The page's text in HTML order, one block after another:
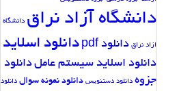
دانشگاه آزاد نراق دانشگاه
ازاد نراق دانلود pdf دانلود اسلاید
دانلود اسلاید سیستم عاملدانلود
جزوه دانلود دستنویس دانلود نمونه سوال دانلود